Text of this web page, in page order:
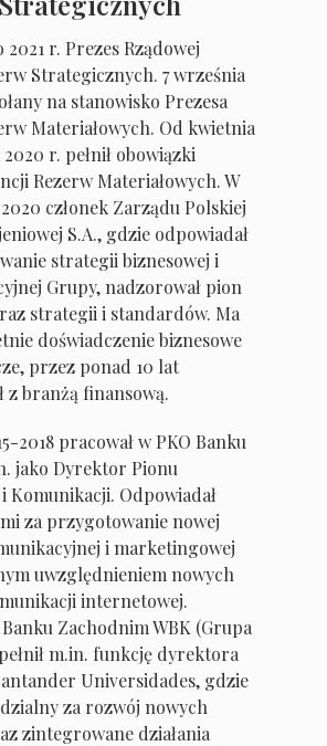
2021 r. Prezes Rządowej
Strategicznych. 7 września
na stanowisko Prezesa
Materiałowych. Od kwietnia
r. pełnił obowiązki
Rezerw Materiałowych. W
członek Zarządu Polskiej
S.A., gdzie odpowiadał
strategii biznesowej i
Grupy, nadzorował pion
strategii i standardów. Ma
doświadczenie biznesowe
przez ponad 10 lat
z branżą finansową.
2018 pracował w PKO Banku
jako Dyrektor Pionu
Komunikacji. Odpowiadał
za przygotowanie nowej
i marketingowej
uwzględnieniem nowych
internetowej.
Zachodnim WBK (Grupa
m.in. funkcję dyrektora
Universidades, gdzie
za rozwój nowych
zintegrowane działania